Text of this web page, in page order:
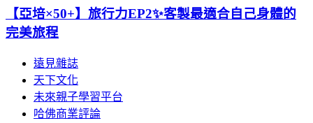
【亞培×50+】旅行力EP2✨客製最適合自己身體的
完美旅程
遠見雜誌
天下文化
未來親子學習平台
哈佛商業評論